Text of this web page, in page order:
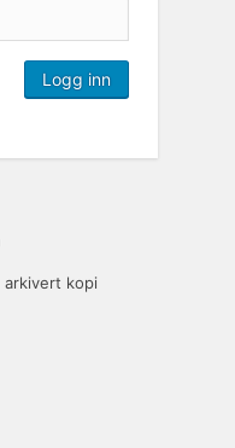
kopi